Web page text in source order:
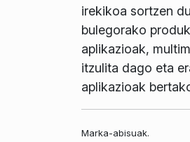
irekikoa sortzen
bulegorako
aplikazioak,
itzulita dago eta
aplikazioak
Marka-abisuak.